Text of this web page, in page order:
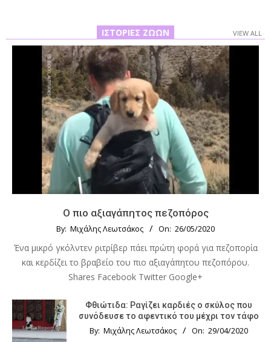
ΙΣΤΟΡΊΕΣ ΖΏΩΝ VIEW ALL
Ο πιο αξιαγάπητος πεζοπόρος
By: Μιχάλης Λεωτσάκος On: 26/05/2020
Ένα μικρό γκόλντεν ριτρίβερ πάει πρώτη φορά για πεζοπορία
και κερδίζει το βραβείο του πιο αξιαγάπητου πεζοπόρου.
Shares Facebook Twitter Google+
Φθιώτιδα: Ραγίζει καρδιές ο σκύλος που
συνόδευσε το αφεντικό του μέχρι τον τάφο
By: Μιχάλης Λεωτσάκος On: 29/04/2020